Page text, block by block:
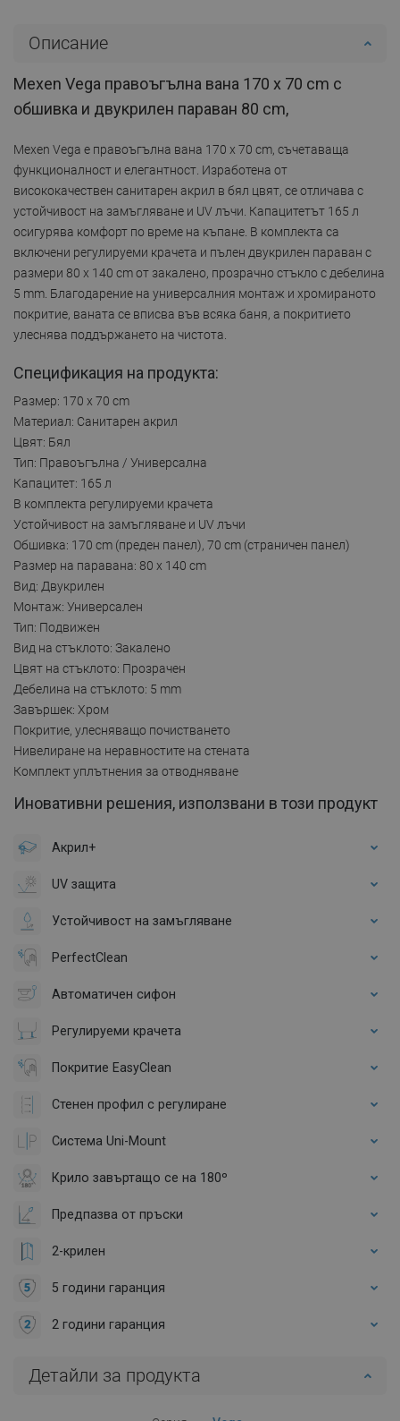
Описание
Mexen Vega правоъгълна вана 170 x 70 cm с
обшивка и двукрилен параван 80 cm,
Mexen Vega е правоъгълна вана 170 x 70 cm, съчетаваща
функционалност и елегантност. Изработена от
висококачествен санитарен акрил в бял цвят, се отличава с
устойчивост на замъгляване и UV лъчи. Капацитетът 165 л
осигурява комфорт по време на къпане. В комплекта са
включени регулируеми крачета и пълен двукрилен параван с
размери 80 x 140 cm от закалено, прозрачно стъкло с дебелина
5 mm. Благодарение на универсалния монтаж и хромираното
покритие, ваната се вписва във всяка баня, а покритието
улеснява поддържането на чистота.
Спецификация на продукта:
Размер: 170 x 70 cm
Материал: Санитарен акрил
Цвят: Бял
Тип: Правоъгълна / Универсална
Капацитет: 165 л
В комплекта регулируеми крачета
Устойчивост на замъгляване и UV лъчи
Обшивка: 170 cm (преден панел), 70 cm (страничен панел)
Размер на паравана: 80 x 140 cm
Вид: Двукрилен
Монтаж: Универсален
Тип: Подвижен
Вид на стъклото: Закалено
Цвят на стъклото: Прозрачен
Дебелина на стъклото: 5 mm
Завършек: Хром
Покритие, улесняващо почистването
Нивелиране на неравностите на стената
Комплект уплътнения за отводняване
Иновативни решения, използвани в този продукт
Акрил+
UV защита
Устойчивост на замъгляване
PerfectClean
Автоматичен сифон
Регулируеми крачета
Покритие EasyClean
Стенен профил с регулиране
Система Uni-Mount
Крило завъртащо се на 180º
Предпазва от пръски
2-крилен
5 години гаранция
2 години гаранция
Детайли за продукта